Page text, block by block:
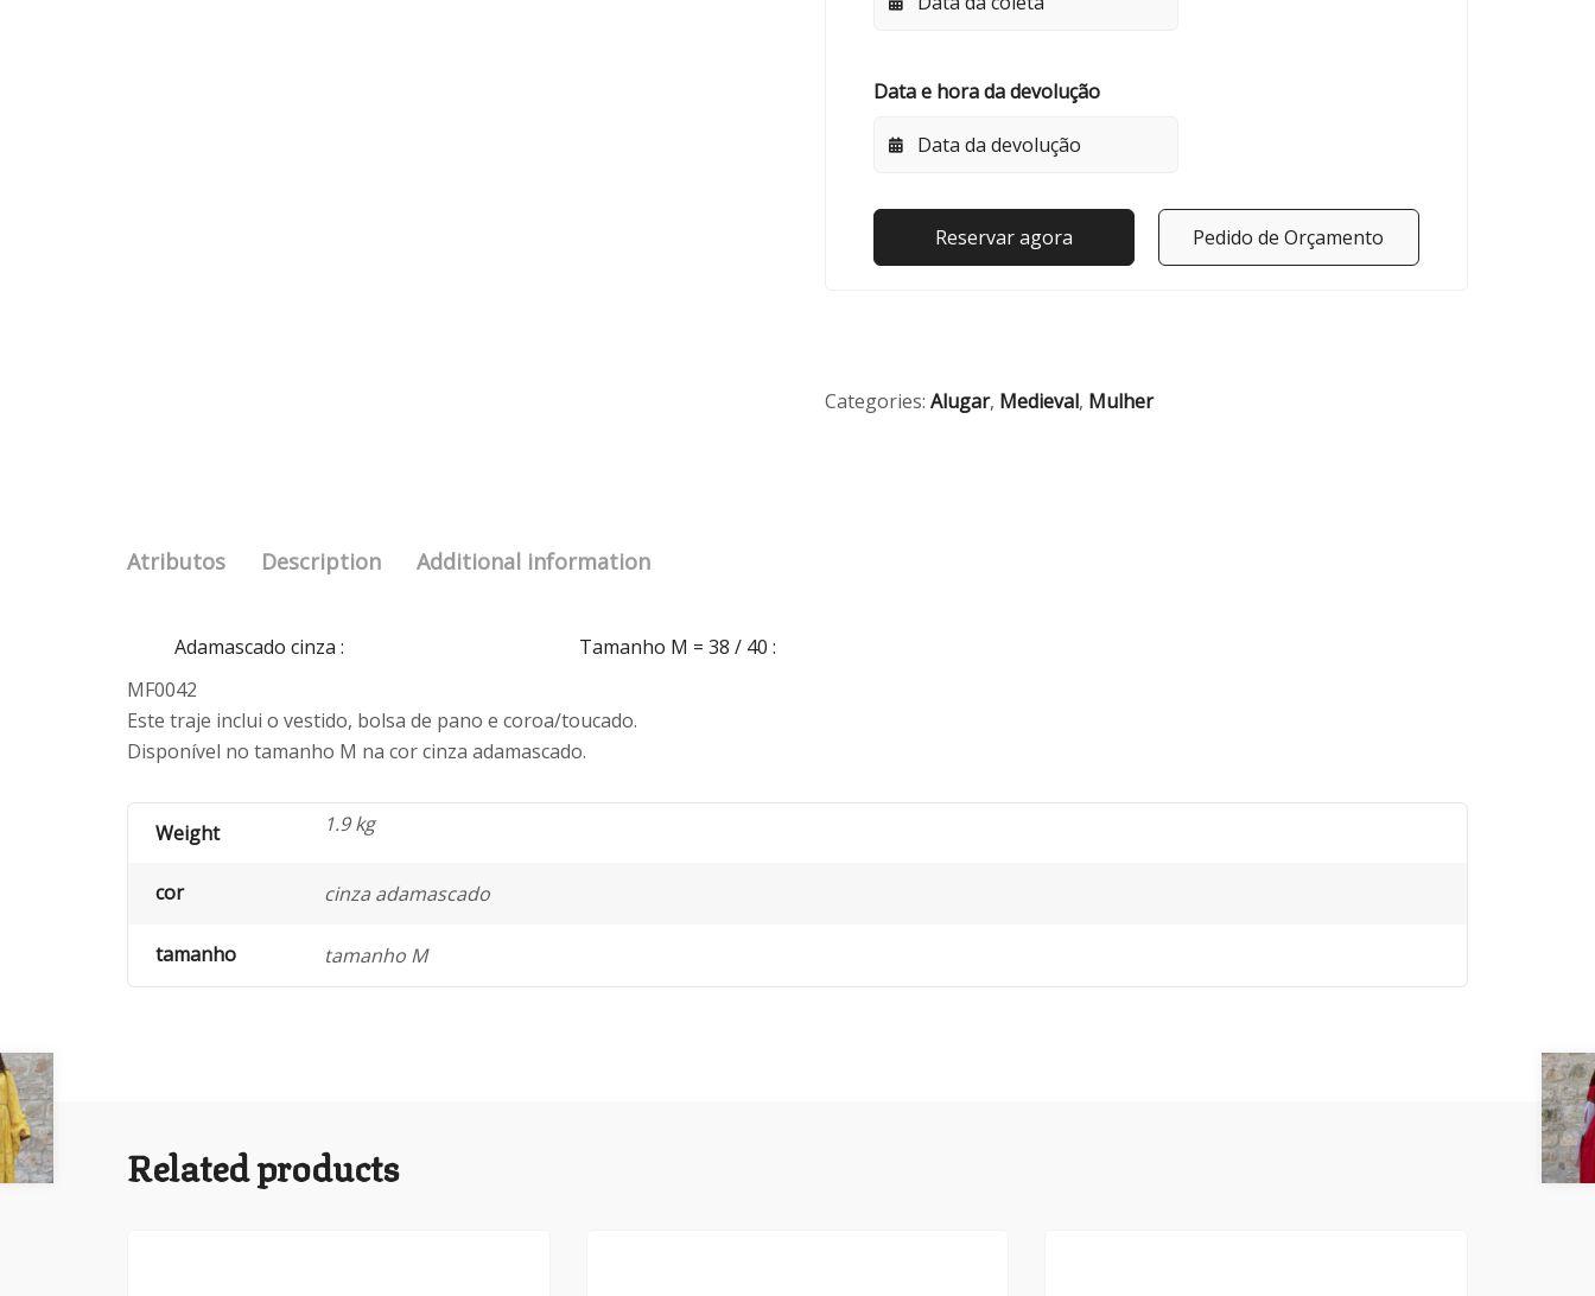
Data e hora da devolução
Reservar agora Pedido de Orçamento
Categories: Alugar, Medieval, Mulher
Atributos Description Additional information
Adamascado cinza : Tamanho M = 38 / 40 :
MF0042
Este traje inclui o vestido, bolsa de pano e coroa/toucado.
Disponível no tamanho M na cor cinza adamascado.
Weight 1.9 kg
cor cinza adamascado
tamanho tamanho M
Related products